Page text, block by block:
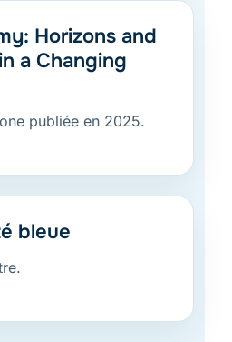
Horizons and
a Changing
publiée en 2025.
bleue